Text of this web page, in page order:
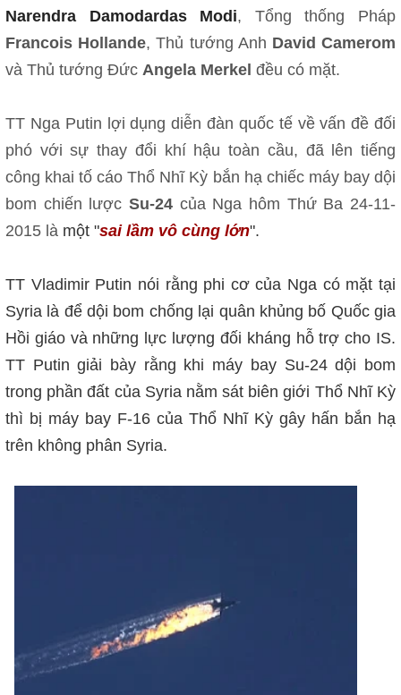
Narendra Damodardas Modi, Tổng thống Pháp
Francois Hollande, Thủ tướng Anh David Camerom
và Thủ tướng Đức Angela Merkel đều có mặt.
TT Nga Putin lợi dụng diễn đàn quốc tế về vấn đề đối
phó với sự thay đổi khí hậu toàn cầu, đã lên tiếng
công khai tố cáo Thổ Nhĩ Kỳ bắn hạ chiếc máy bay dội
bom chiến lược Su-24 của Nga hôm Thứ Ba 24-11-
2015 là một "sai lầm vô cùng lớn".
TT Vladimir Putin nói rằng phi cơ của Nga có mặt tại
Syria là để dội bom chống lại quân khủng bố Quốc gia
Hồi giáo và những lực lượng đối kháng hỗ trợ cho IS.
TT Putin giải bày rằng khi máy bay Su-24 dội bom
trong phần đất của Syria nằm sát biên giới Thổ Nhĩ Kỳ
thì bị máy bay F-16 của Thổ Nhĩ Kỳ gây hấn bắn hạ
trên không phân Syria.